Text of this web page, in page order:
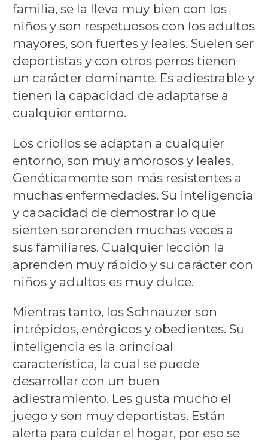
familia, se la lleva muy bien con los
niños y son respetuosos con los adultos
mayores, son fuertes y leales. Suelen ser
deportistas y con otros perros tienen
un carácter dominante. Es adiestrable y
tienen la capacidad de adaptarse a
cualquier entorno.
Los criollos se adaptan a cualquier
entorno, son muy amorosos y leales.
Genéticamente son más resistentes a
muchas enfermedades. Su inteligencia
y capacidad de demostrar lo que
sienten sorprenden muchas veces a
sus familiares. Cualquier lección la
aprenden muy rápido y su carácter con
niños y adultos es muy dulce.
Mientras tanto, los Schnauzer son
intrépidos, enérgicos y obedientes. Su
inteligencia es la principal
característica, la cual se puede
desarrollar con un buen
adiestramiento. Les gusta mucho el
juego y son muy deportistas. Están
alerta para cuidar el hogar, por eso se